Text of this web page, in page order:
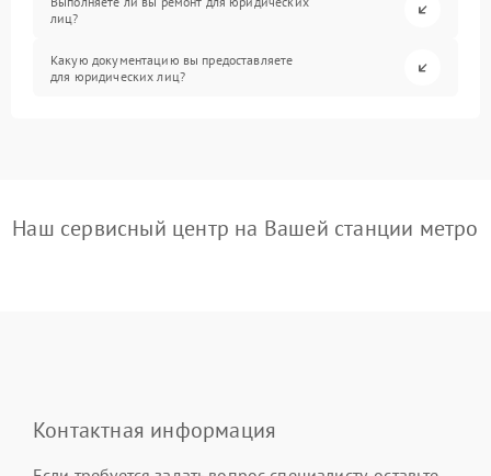
лиц?
Какую документацию вы предоставляете
для юридических лиц?
Наш сервисный центр на Вашей станции метро
Контактная информация